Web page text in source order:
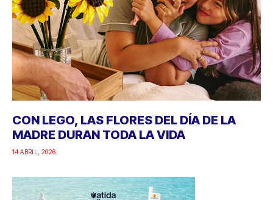
CON LEGO, LAS FLORES DEL DÍA DE LA
MADRE DURAN TODA LA VIDA
14 ABRIL, 2026